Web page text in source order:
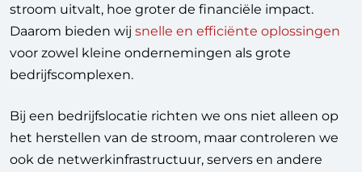
stroom uitvalt, hoe groter de financiële impact.
Daarom bieden wij snelle en efficiënte oplossingen
voor zowel kleine ondernemingen als grote
bedrijfscomplexen.
Bij een bedrijfslocatie richten we ons niet alleen op
het herstellen van de stroom, maar controleren we
ook de netwerkinfrastructuur, servers en andere